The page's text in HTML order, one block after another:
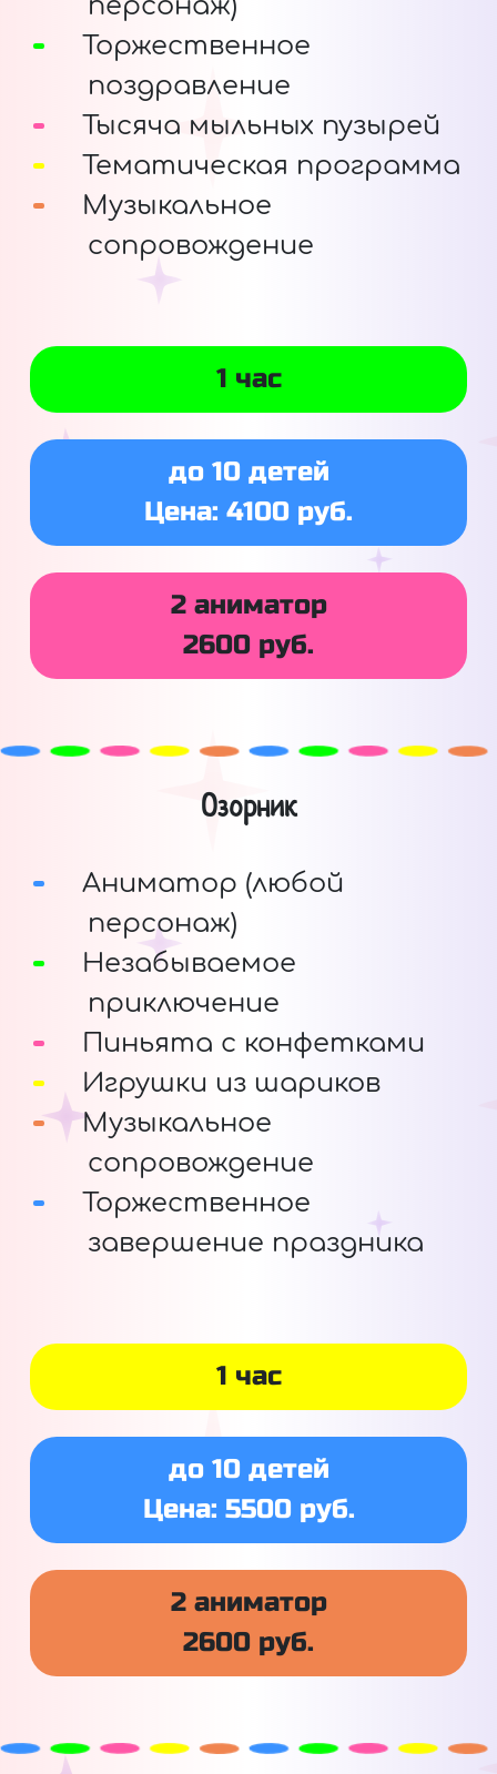
Торжественное
поздравление
Тысяча мыльных пузырей
Тематическая программа
Музыкальное
сопровождение
1 час
до 10 детей
Цена: 4100 руб.
2 аниматор
2600 руб.
Озорник
Аниматор (любой
персонаж)
Незабываемое
приключение
Пиньята с конфетками
Игрушки из шариков
Музыкальное
сопровождение
Торжественное
завершение праздника
1 час
до 10 детей
Цена: 5500 руб.
2 аниматор
2600 руб.